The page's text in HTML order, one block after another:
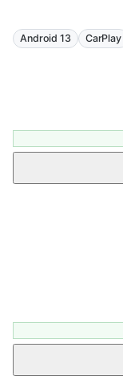
Android 13 CarPlay